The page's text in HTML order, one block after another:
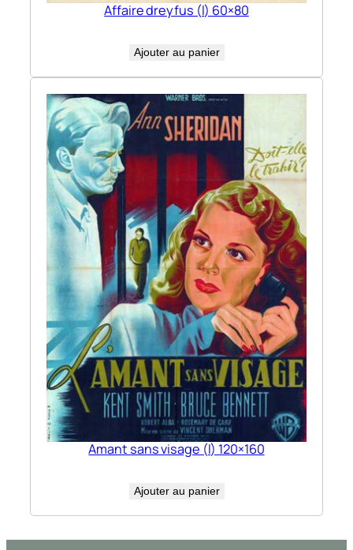
Affaire dreyfus (l) 60×80
Ajouter au panier
Amant sans visage (l) 120×160
Ajouter au panier